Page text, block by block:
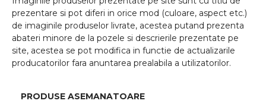
prezentare si pot diferi in orice mod (culoare, aspect etc.)
de imaginile produselor livrate, acestea putand prezenta
abateri minore de la pozele si descrierile prezentate pe
site, acestea se pot modifica in functie de actualizarile
producatorilor fara anuntarea prealabila a utilizatorilor.
PRODUSE ASEMANATOARE